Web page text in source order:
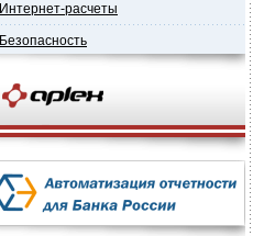
Интернет-расчеты
Безопасность